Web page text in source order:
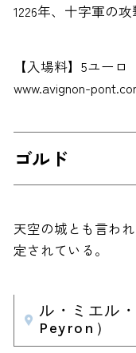
1226年、十字軍の
【入場料】5ユーロ
www.avignon-
ゴルド
天空の城とも言わ
定されている。
ル・ミエル
Peyron）